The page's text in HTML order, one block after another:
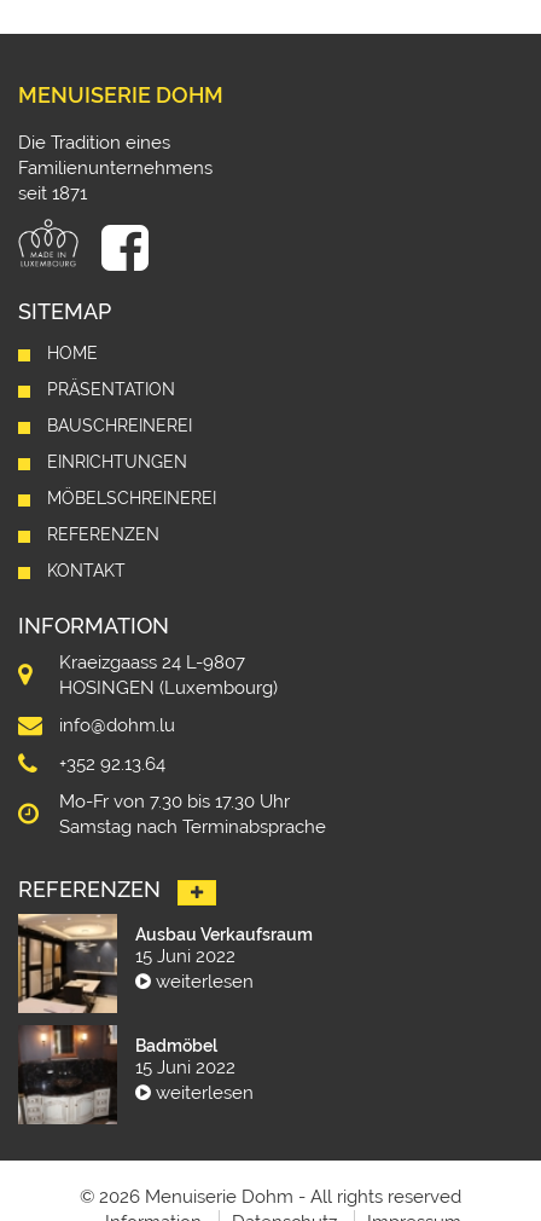
MENUISERIE DOHM
Die Tradition eines
Familienunternehmens
seit 1871
SITEMAP
HOME
PRÄSENTATION
BAUSCHREINEREI
EINRICHTUNGEN
MÖBELSCHREINEREI
REFERENZEN
KONTAKT
INFORMATION
Kraeizgaass 24 L-9807
HOSINGEN (Luxembourg)
info@dohm.lu
+352 92.13.64
Mo-Fr von 7.30 bis 17.30 Uhr
Samstag nach Terminabsprache
REFERENZEN
Ausbau Verkaufsraum
15 Juni 2022
weiterlesen
Badmöbel
15 Juni 2022
weiterlesen
© 2026 Menuiserie Dohm - All rights reserved